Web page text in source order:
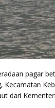
pagar
Kecamatan
dari